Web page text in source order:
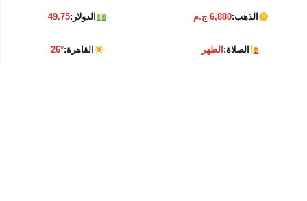
الذهب:6,880 ج.م الدولار:49.75
الصلاة:الظهر القاهرة:26°